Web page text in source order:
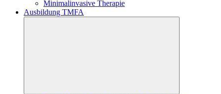
Minimalinvasive Therapie
Ausbildung TMFA